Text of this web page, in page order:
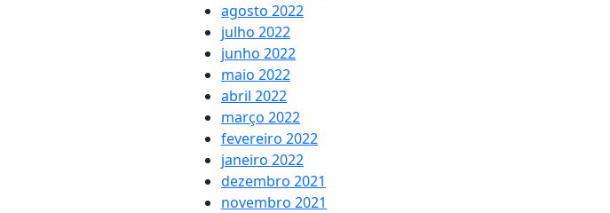
agosto 2022
julho 2022
junho 2022
maio 2022
abril 2022
março 2022
fevereiro 2022
janeiro 2022
dezembro 2021
novembro 2021